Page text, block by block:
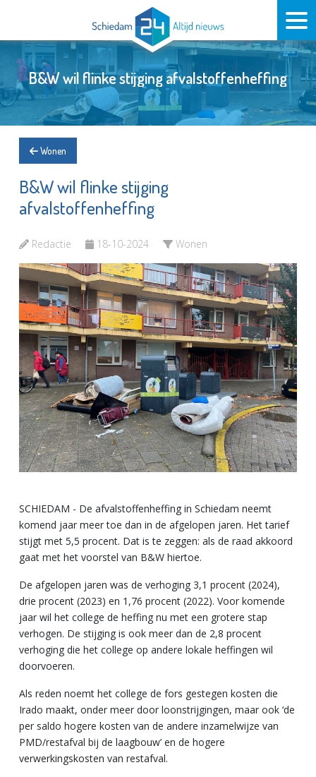
B&W wil flinke stijging afvalstoffenheffing
Wonen
B&W wil flinke stijging
afvalstoffenheffing
Redactie 18-10-2024 Wonen
SCHIEDAM - De afvalstoffenheffing in Schiedam neemt
komend jaar meer toe dan in de afgelopen jaren. Het tarief
stijgt met 5,5 procent. Dat is te zeggen: als de raad akkoord
gaat met het voorstel van B&W hiertoe.
De afgelopen jaren was de verhoging 3,1 procent (2024),
drie procent (2023) en 1,76 procent (2022). Voor komende
jaar wil het college de heffing nu met een grotere stap
verhogen. De stijging is ook meer dan de 2,8 procent
verhoging die het college op andere lokale heffingen wil
doorvoeren.
Als reden noemt het college de fors gestegen kosten die
Irado maakt, onder meer door loonstrijgingen, maar ook ‘de
per saldo hogere kosten van de andere inzamelwijze van
PMD/restafval bij de laagbouw’ en de hogere
verwerkingskosten van restafval.